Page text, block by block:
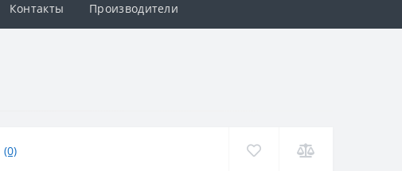
Контакты Производители
(0)